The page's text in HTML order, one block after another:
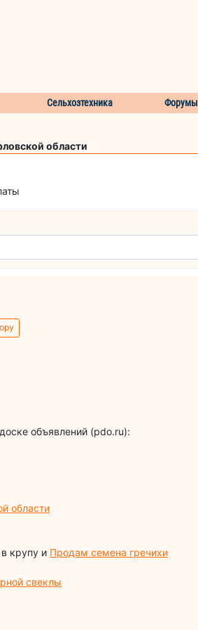
Сельхозтехника Форумы
области
объявлений (pdo.ru):
области
крупу и Продам семена гречихи
свеклы